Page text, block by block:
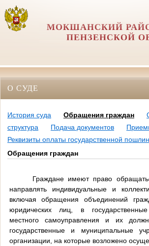
МОКШАНСКИЙ
ПЕНЗЕНСКОЙ
О СУДЕ
История суда Обращения граждан
структура
Подача документов
Реквизиты оплаты государственной
Обращения граждан
Граждане имеют право
направлять индивидуальные и
включая обращения объединений
юридических лиц, в
местного самоуправления и их
государственные и муниципальные
организации, на которые возложено